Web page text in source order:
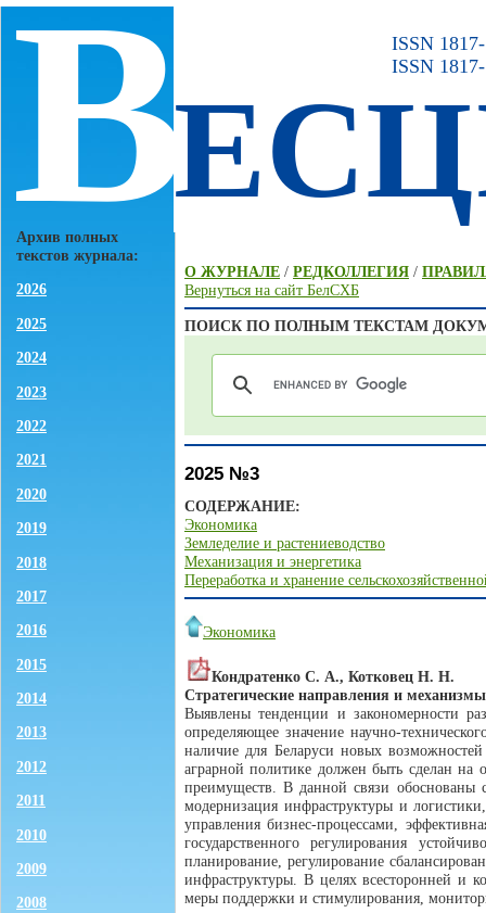
В
Архив полных
текстов журнала:
2026
2025
2024
2023
2022
2021
2020
2019
2018
2017
2016
2015
2014
2013
2012
2011
2010
2009
2008
ISSN
ISSN
О ЖУРНАЛЕ / РЕДКОЛЛЕГИЯ /
Вернуться на сайт БелСХБ
ПОИСК ПО ПОЛНЫМ ТЕКСТАМ
2025 №3
СОДЕРЖАНИЕ:
Экономика
Земледелие и растениеводство
Механизация и энергетика
Переработка и хранение
Экономика
Кондратенко С. А., Котковец Н. Н.
Стратегические направления и
Выявлены тенденции и закономерности
определяющее значение научно-
наличие для Беларуси новых
аграрной политике должен быть сделан на
преимуществ. В данной связи обоснованы
модернизация инфраструктуры и
управления бизнес-процессами,
государственного регулирования
планирование, регулирование
инфраструктуры. В целях всесторонней и
меры поддержки и стимулирования,